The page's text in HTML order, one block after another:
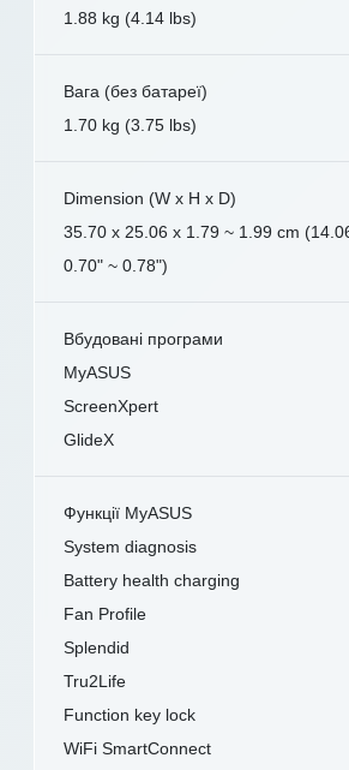
1.88 kg (4.14 lbs)
Вага (без батареї)
1.70 kg (3.75 lbs)
Dimension (W x H x D)
35.70 x 25.06 x 1.79 ~ 1.99 cm
0.70" ~ 0.78")
Вбудовані програми
MyASUS
ScreenXpert
GlideX
Функції MyASUS
System diagnosis
Battery health charging
Fan Profile
Splendid
Tru2Life
Function key lock
WiFi SmartConnect